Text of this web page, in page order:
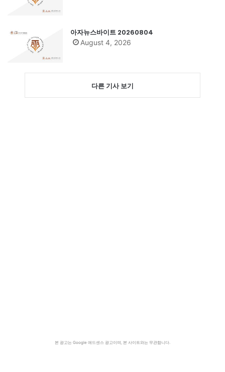
아자뉴스바이트 20260804
August 4, 2026
다른 기사 보기
본 광고는 Google 애드센스 광고이며, 본 사이트와는 무관합니다.